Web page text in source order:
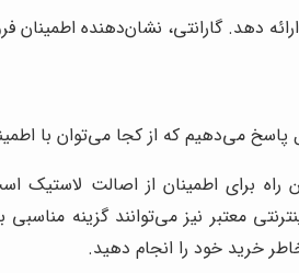
ارائه دهد. گارانتی، نشان‌دهنده
می‌دهیم که از کجا می‌توان با
راه برای اطمینان از اصالت لاستیک
معتبر نیز می‌توانند گزینه
خرید خود را انجام دهید.